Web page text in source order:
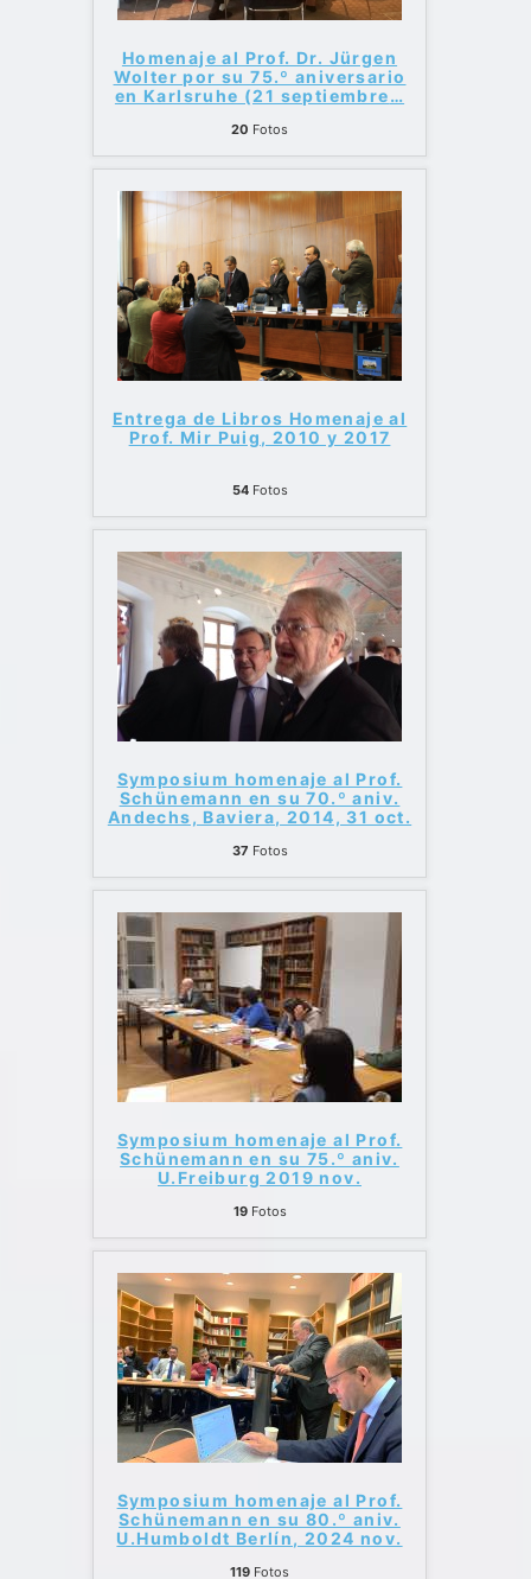
Homenaje al Prof. Dr. Jürgen
Wolter por su 75.º aniversario
en Karlsruhe (21 septiembre…
20 Fotos
Entrega de Libros Homenaje al
Prof. Mir Puig, 2010 y 2017
54Fotos
Symposium homenaje al Prof.
Schünemann en su 70.º aniv.
Andechs, Baviera, 2014, 31 oct.
37 Fotos
Symposium homenaje al Prof.
Schünemann en su 75.º aniv.
U.Freiburg 2019 nov.
19Fotos
Symposium homenaje al Prof.
Schünemann en su 80.º aniv.
U.Humboldt Berlín, 2024 nov.
119 Fotos